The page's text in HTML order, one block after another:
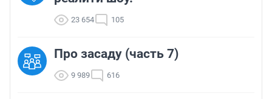
23 654 105
Про засаду (часть 7)
9 989 616